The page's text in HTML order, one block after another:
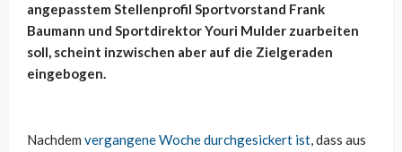
angepasstem Stellenprofil Sportvorstand Frank
Baumann und Sportdirektor Youri Mulder zuarbeiten
soll, scheint inzwischen aber auf die Zielgeraden
eingebogen.
Nachdem vergangene Woche durchgesickert ist, dass aus